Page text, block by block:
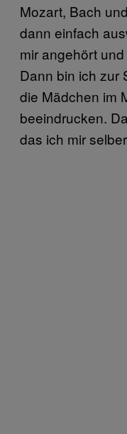
Mozart, Bach
dann einfach
mir angehört
Dann bin ich zur
die Mädchen im
beeindrucken.
das ich mir